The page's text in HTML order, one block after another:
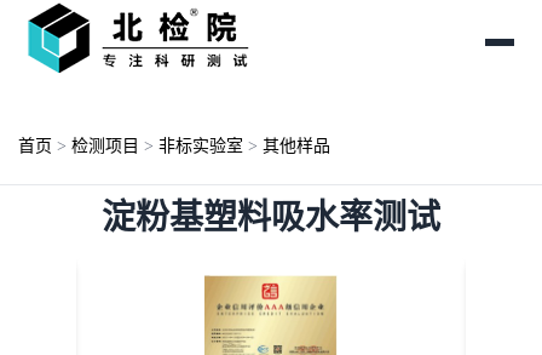
首页 > 检测项目 > 非标实验室 > 其他样品
淀粉基塑料吸水率测试